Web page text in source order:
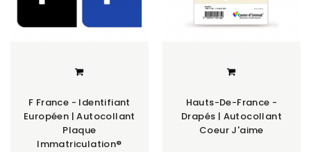
F France - Identifiant
Européen | Autocollant
Plaque
Immatriculation®
Hauts-De-France -
Drapés | Autocollant
Coeur J'aime